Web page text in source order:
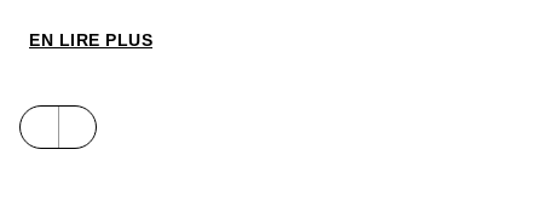
savoir lire le ciel et préserver sa sécurité.
EN LIRE PLUS